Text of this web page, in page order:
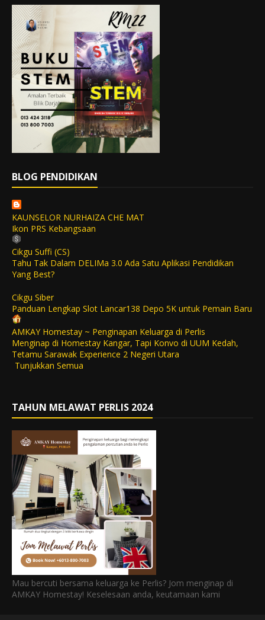
BLOG PENDIDIKAN
KAUNSELOR NURHAIZA CHE MAT
Ikon PRS Kebangsaan
Cikgu Suffi (CS)
Tahu Tak Dalam DELIMa 3.0 Ada Satu Aplikasi Pendidikan
Yang Best?
Cikgu Siber
Panduan Lengkap Slot Lancar138 Depo 5K untuk Pemain Baru
AMKAY Homestay ~ Penginapan Keluarga di Perlis
Menginap di Homestay Kangar, Tapi Konvo di UUM Kedah,
Tetamu Sarawak Experience 2 Negeri Utara
Tunjukkan Semua
TAHUN MELAWAT PERLIS 2024
Mau bercuti bersama keluarga ke Perlis? Jom menginap di
AMKAY Homestay! Keselesaan anda, keutamaan kami